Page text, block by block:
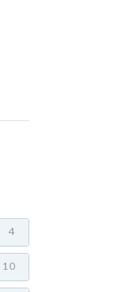
4
10